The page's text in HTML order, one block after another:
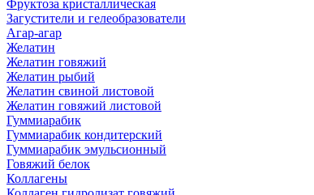
Фруктоза кристаллическая
Загустители и гелеобразователи
Агар-агар
Желатин
Желатин говяжий
Желатин рыбий
Желатин свиной листовой
Желатин говяжий листовой
Гуммиарабик
Гуммиарабик кондитерский
Гуммиарабик эмульсионный
Говяжий белок
Коллагены